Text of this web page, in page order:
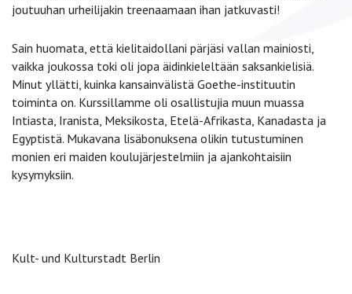
joutuuhan urheilijakin treenaamaan ihan jatkuvasti!
Sain huomata, että kielitaidollani pärjäsi vallan mainiosti,
vaikka joukossa toki oli jopa äidinkieleltään saksankielisiä.
Minut yllätti, kuinka kansainvälistä Goethe-instituutin
toiminta on. Kurssillamme oli osallistujia muun muassa
Intiasta, Iranista, Meksikosta, Etelä-Afrikasta, Kanadasta ja
Egyptistä. Mukavana lisäbonuksena olikin tutustuminen
monien eri maiden koulujärjestelmiin ja ajankohtaisiin
kysymyksiin.
Kult- und Kulturstadt Berlin